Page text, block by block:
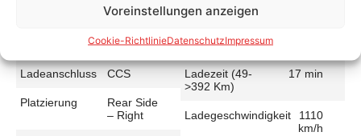
Voreinstellungen anzeigen
Cookie-RichtlinieDatenschutzImpressum
Ladeanschluss CCS
Platzierung
Rear Side
– Right
Ladezeit (49-
>392 Km)
17 min
Ladegeschwindigkeit
1110
km/h